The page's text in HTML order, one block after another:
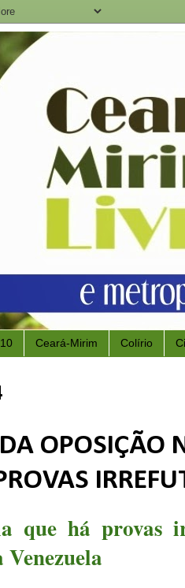
Ceará-Mirim Colírio
OPOSIÇÃO
que há provas
Venezuela